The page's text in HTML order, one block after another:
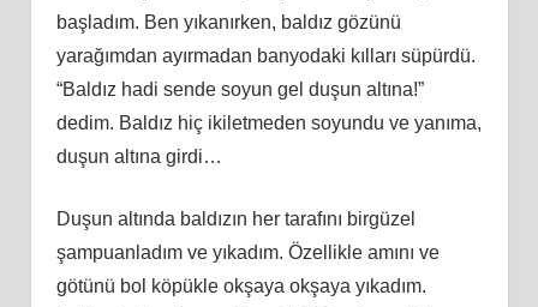
başladım. Ben yıkanırken, baldız gözünü
yarağımdan ayırmadan banyodaki kılları süpürdü.
“Baldız hadi sende soyun gel duşun altına!”
dedim. Baldız hiç ikiletmeden soyundu ve yanıma,
duşun altına girdi…
Duşun altında baldızın her tarafını birgüzel
şampuanladım ve yıkadım. Özellikle amını ve
götünü bol köpükle okşaya okşaya yıkadım.